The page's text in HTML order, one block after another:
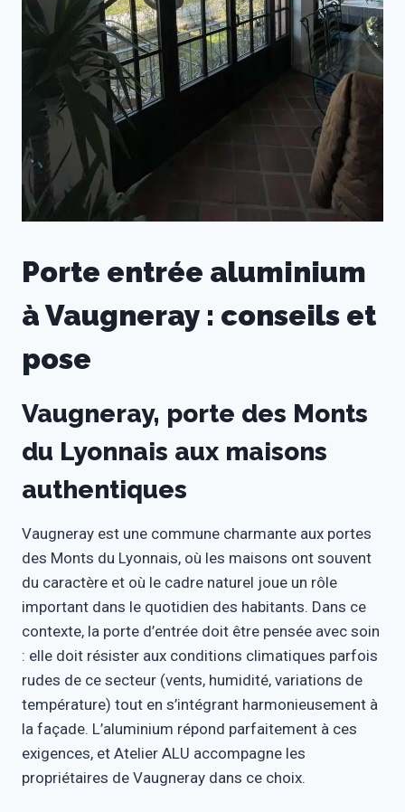
Porte entrée aluminium
à Vaugneray : conseils et
pose
Vaugneray, porte des Monts
du Lyonnais aux maisons
authentiques
Vaugneray est une commune charmante aux portes
des Monts du Lyonnais, où les maisons ont souvent
du caractère et où le cadre naturel joue un rôle
important dans le quotidien des habitants. Dans ce
contexte, la porte d’entrée doit être pensée avec soin
: elle doit résister aux conditions climatiques parfois
rudes de ce secteur (vents, humidité, variations de
température) tout en s’intégrant harmonieusement à
la façade. L’aluminium répond parfaitement à ces
exigences, et Atelier ALU accompagne les
propriétaires de Vaugneray dans ce choix.